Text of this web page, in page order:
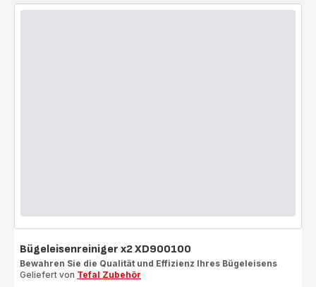
Bügeleisenreiniger x2 XD900100
Bewahren Sie die Qualität und Effizienz Ihres Bügeleisens
Geliefert von Tefal Zubehör